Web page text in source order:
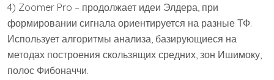
4) Zoomer Pro – продолжает идеи Элдера, при
формировании сигнала ориентируется на разные ТФ.
Использует алгоритмы анализа, базирующиеся на
методах построения скользящих средних, зон Ишимоку,
полос Фибоначчи.